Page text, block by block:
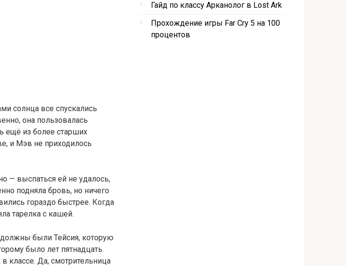
солнца все спускались
она пользовалась
ещё из более старших
и Мэв не приходилось
— выспаться ей не удалось,
подняла бровь, но ничего
гораздо быстрее. Когда
тарелка с кашей.
были Тейсия, которую
было лет пятнадцать.
классе. Да, смотрительница
Гайд по классу Арканолог в Lost Ark
Прохождение игры Far Cry 5 на 100
процентов